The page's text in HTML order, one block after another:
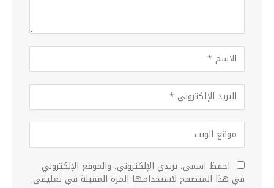
احفظ اسمي، بريدي الإلكتروني، والموقع الإلكتروني
في هذا المتصفح لاستخدامها المرة المقبلة في تعليقي.